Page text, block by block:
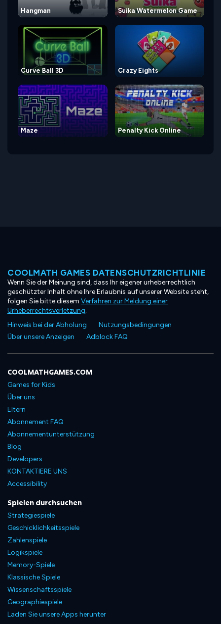
Hangman Suika Watermelon Game
Curve Ball 3D Crazy Eights
Maze Penalty Kick Online
COOLMATH GAMES DATENSCHUTZRICHTLINIE
Wenn Sie der Meinung sind, dass Ihr eigener urheberrechtlich
geschützter Inhalt ohne Ihre Erlaubnis auf unserer Website steht,
folgen Sie bitte diesem Verfahren zur Meldung einer
Urheberrechtsverletzung.
Hinweis bei der Abholung
Nutzungsbedingungen
Über unsere Anzeigen
Adblock FAQ
COOLMATHGAMES.COM
Games for Kids
Über uns
Eltern
Abonnement FAQ
Abonnementunterstützung
Blog
Developers
KONTAKTIERE UNS
Accessibility
Spielen durchsuchen
Strategiespiele
Geschicklichkeitsspiele
Zahlenspiele
Logikspiele
Memory-Spiele
Klassische Spiele
Wissenschaftsspiele
Geographiespiele
Laden Sie unsere Apps herunter